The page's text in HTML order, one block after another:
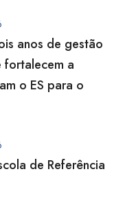
anos de gestão
fortalecem a
o ES para o
de Referência